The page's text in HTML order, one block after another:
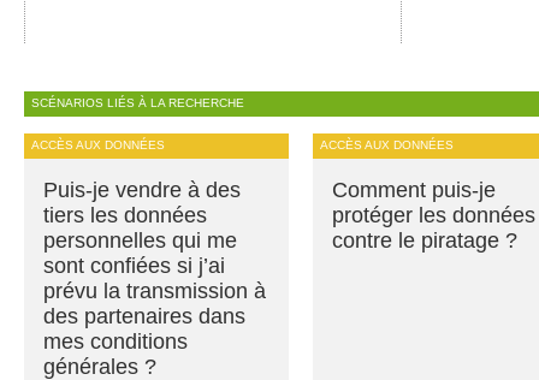
SCÉNARIOS LIÉS À LA RECHERCHE
ACCÈS AUX DONNÉES
Puis-je vendre à des
tiers les données
personnelles qui me
sont confiées si j’ai
prévu la transmission à
des partenaires dans
mes conditions
générales ?
ACCÈS AUX DONNÉES
Comment puis-je
protéger les données
contre le piratage ?